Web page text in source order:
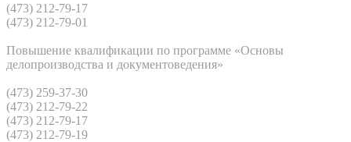
(473) 212-79-17
(473) 212-79-01
Повышение квалификации по программе «Основы
делопроизводства и документоведения»
(473) 259-37-30
(473) 212-79-22
(473) 212-79-17
(473) 212-79-19